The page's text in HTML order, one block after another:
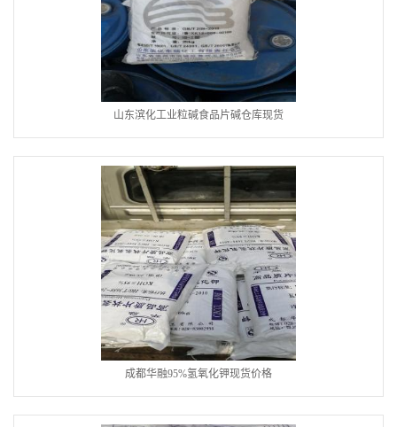
山东滨化工业粒碱食品片碱仓库现货
成都华融95%氢氧化钾现货价格